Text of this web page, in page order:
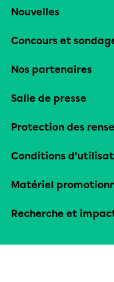
Nouvelles
Concours et
Nos partenaires
Salle de presse
Protection des
Conditions
Matériel
Recherche et